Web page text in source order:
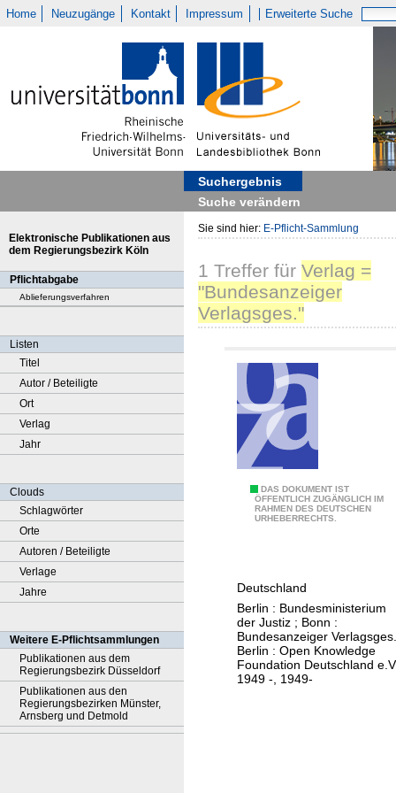
Home Neuzugänge Kontakt Impressum Erweiterte Suche
Suchergebnis
Suche verändern
Elektronische Publikationen aus
dem Regierungsbezirk Köln
Pflichtabgabe
Ablieferungsverfahren
Listen
Titel
Autor / Beteiligte
Ort
Verlag
Jahr
Clouds
Schlagwörter
Orte
Autoren / Beteiligte
Verlage
Jahre
Weitere E-Pflichtsammlungen
Publikationen aus dem
Regierungsbezirk Düsseldorf
Publikationen aus den
Regierungsbezirken Münster,
Arnsberg und Detmold
Sie sind hier: E-Pflicht-Sammlung
1 Treffer für Verlag =
"Bundesanzeiger
Verlagsges."
DAS DOKUMENT IST
ÖFFENTLICH ZUGÄNGLICH IM
RAHMEN DES DEUTSCHEN
URHEBERRECHTS.
s
g
e
s
e
Deutschland
Berlin : Bundesministerium
der Justiz ; Bonn :
Bundesanzeiger
Berlin : Open Knowledge
Foundation Deutschland
1949 -, 1949-